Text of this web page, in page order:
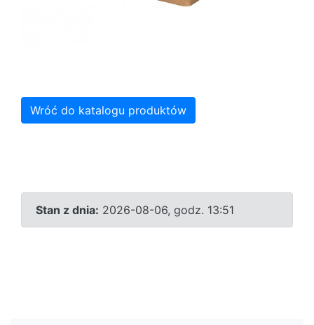
Wróć do katalogu produktów
Stan z dnia: 2026-08-06, godz. 13:51